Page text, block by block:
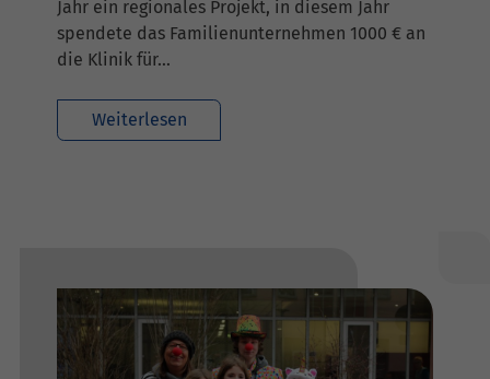
Jahr ein regionales Projekt, in diesem Jahr
spendete das Familienunternehmen 1000 € an
die Klinik für…
Weiterlesen